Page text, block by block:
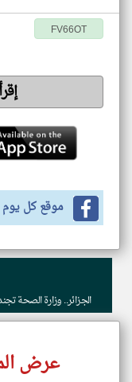
FV66OT
موقع كل يوم
الجزائر.. وزارة الصحة
عرض